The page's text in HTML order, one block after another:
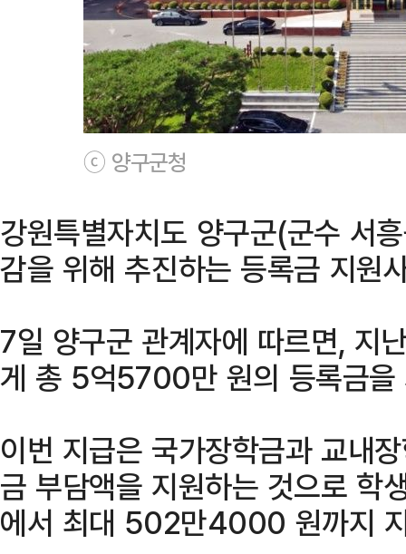
ⓒ 양구군청
강원특별자치도 양구군(군수 서
감을 위해 추진하는 등록금 지원
7일 양구군 관계자에 따르면, 지
게 총 5억5700만 원의 등록금을
이번 지급은 국가장학금과 교내
금 부담액을 지원하는 것으로
에서 최대 502만4000 원까지